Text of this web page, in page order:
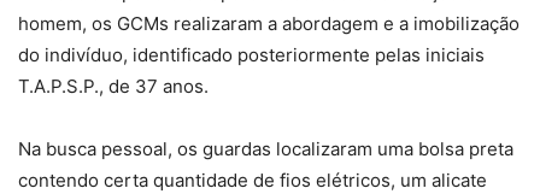
homem, os GCMs realizaram a abordagem e a imobilização
do indivíduo, identificado posteriormente pelas iniciais
T.A.P.S.P., de 37 anos.
Na busca pessoal, os guardas localizaram uma bolsa preta
contendo certa quantidade de fios elétricos, um alicate